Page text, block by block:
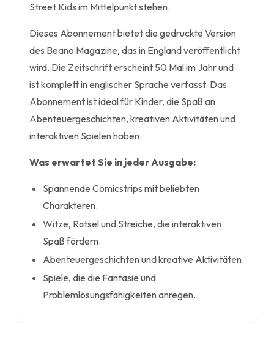
Street Kids im Mittelpunkt stehen.
Dieses Abonnement bietet die gedruckte Version
des Beano Magazine, das in England veröffentlicht
wird. Die Zeitschrift erscheint 50 Mal im Jahr und
ist komplett in englischer Sprache verfasst. Das
Abonnement ist ideal für Kinder, die Spaß an
Abenteuergeschichten, kreativen Aktivitäten und
interaktiven Spielen haben.
Was erwartet Sie in jeder Ausgabe:
Spannende Comicstrips mit beliebten
Charakteren.
Witze, Rätsel und Streiche, die interaktiven
Spaß fördern.
Abenteuergeschichten und kreative Aktivitäten.
Spiele, die die Fantasie und
Problemlösungsfähigkeiten anregen.